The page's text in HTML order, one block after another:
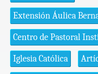
Extensión Áulica
Centro de Pastoral
Iglesia Católica